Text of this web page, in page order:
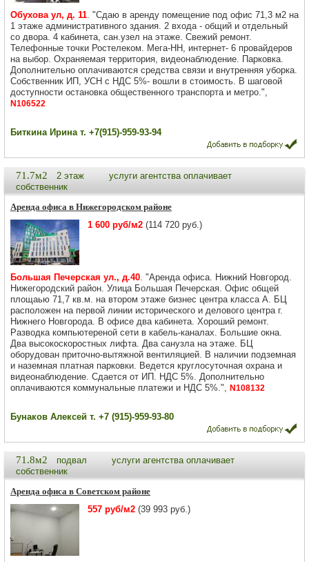
Обухова ул, д. 11. "Сдаю в аренду помещение под офис 71,3 м2 на
1 этаже административного здания. 2 входа - общий и отдельный
со двора. 4 кабинета, сан.узел на этаже. Свежий ремонт.
Телефонные точки Ростелеком. Мега-НН, интернет- 6 провайдеров
на выбор. Охраняемая территория, видеонаблюдение. Парковка.
Дополнительно оплачиваются средства связи и внутренняя уборка.
Собственник ИП, УСН с НДС 5%- вошли в стоимость. В шаговой
доступности остановка общественного транспорта и метро.",
N106522
Биткина Ирина т. +7(915)-959-93-94
71.7м2 2 этаж
услуги агентства оплачивает
собственник
Аренда офиса в Нижегородском районе
1 600 руб/м2 (114 720 руб.)
Большая Печерская ул., д.40. "Аренда офиса. Нижний Новгород.
Нижегородский район. Улица Большая Печерская. Офис общей
площаью 71,7 кв.м. на втором этаже бизнес центра класса А. БЦ
расположен на первой линии исторического и делового центра г.
Нижнего Новгорода. В офисе два кабинета. Хороший ремонт.
Разводка компьютереной сети в кабель-каналах. Большие окна.
Два высокоскоростных лифта. Два санузла на этаже. БЦ
оборудован приточно-вытяжной вентиляцией. В наличии подземная
и наземная платная парковки. Ведется круглосуточная охрана и
видеонаблюдение. Сдается от ИП. НДС 5%. Дополнительно
оплачиваются коммунальные платежи и НДС 5%.", N108132
Бунаков Алексей т. +7 (915)-959-93-80
71.8м2 подвал
услуги агентства оплачивает
собственник
Аренда офиса в Советском районе
557 руб/м2 (39 993 руб.)